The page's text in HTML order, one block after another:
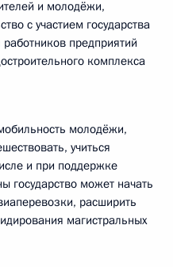
и молодёжи,
с участием государства
предприятий
комплекса
молодёжи,
учиться
и при поддержке
государство может начать
расширить
магистральных